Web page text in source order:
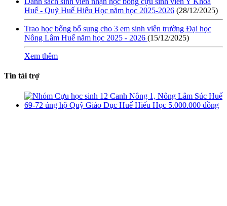
Huế - Quỹ Huế Hiếu Học năm học 2025-2026 (28/12/2025)
Trao học bổng bổ sung cho 3 em sinh viên trường Đại học
Nông Lâm Huế năm học 2025 - 2026 (15/12/2025)
Xem thêm
Tin tài trợ